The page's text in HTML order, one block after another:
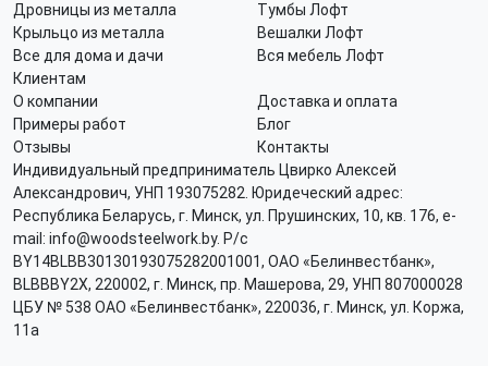
Дровницы из металла
Крыльцо из металла
Все для дома и дачи
Тумбы Лофт
Вешалки Лофт
Вся мебель Лофт
Клиентам
О компании
Доставка и оплата
Примеры работ
Блог
Отзывы
Контакты
Индивидуальный предприниматель Цвирко Алексей
Александрович, УНП 193075282. Юридеческий адрес:
Республика Беларусь, г. Минск, ул. Прушинских, 10, кв. 176, e-
mail: info@woodsteelwork.by. Р/с
BY14BLBB30130193075282001001, ОАО «Белинвестбанк»,
BLBBBY2X, 220002, г. Минск, пр. Машерова, 29, УНП 807000028
ЦБУ № 538 ОАО «Белинвестбанк», 220036, г. Минск, ул. Коржа,
11а